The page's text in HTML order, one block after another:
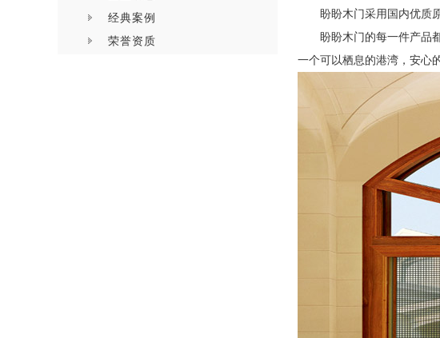
经典案例
荣誉资质
盼盼木门采用国内优质
盼盼木门的每一件产品
一个可以栖息的港湾，安心